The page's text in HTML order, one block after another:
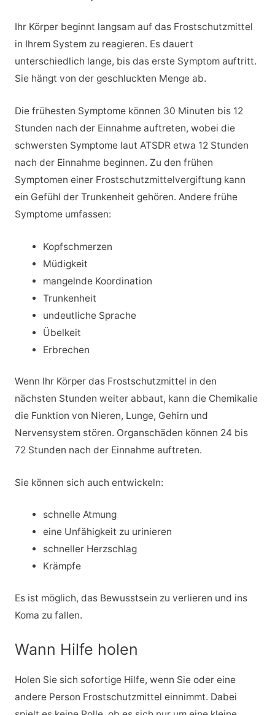
Ihr Körper beginnt langsam auf das Frostschutzmittel
in Ihrem System zu reagieren. Es dauert
unterschiedlich lange, bis das erste Symptom auftritt.
Sie hängt von der geschluckten Menge ab.
Die frühesten Symptome können 30 Minuten bis 12
Stunden nach der Einnahme auftreten, wobei die
schwersten Symptome laut ATSDR etwa 12 Stunden
nach der Einnahme beginnen. Zu den frühen
Symptomen einer Frostschutzmittelvergiftung kann
ein Gefühl der Trunkenheit gehören. Andere frühe
Symptome umfassen:
Kopfschmerzen
Müdigkeit
mangelnde Koordination
Trunkenheit
undeutliche Sprache
Übelkeit
Erbrechen
Wenn Ihr Körper das Frostschutzmittel in den
nächsten Stunden weiter abbaut, kann die Chemikalie
die Funktion von Nieren, Lunge, Gehirn und
Nervensystem stören. Organschäden können 24 bis
72 Stunden nach der Einnahme auftreten.
Sie können sich auch entwickeln:
schnelle Atmung
eine Unfähigkeit zu urinieren
schneller Herzschlag
Krämpfe
Es ist möglich, das Bewusstsein zu verlieren und ins
Koma zu fallen.
Wann Hilfe holen
Holen Sie sich sofortige Hilfe, wenn Sie oder eine
andere Person Frostschutzmittel einnimmt. Dabei